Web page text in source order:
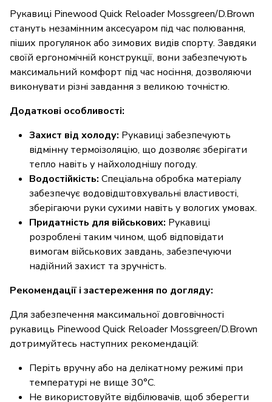
Рукавиці Pinewood Quick Reloader Mossgreen/D.Brown
стануть незамінним аксесуаром під час полювання,
піших прогулянок або зимових видів спорту. Завдяки
своїй ергономічній конструкції, вони забезпечують
максимальний комфорт під час носіння, дозволяючи
виконувати різні завдання з великою точністю.
Додаткові особливості:
Захист від холоду: Рукавиці забезпечують
відмінну термоізоляцію, що дозволяє зберігати
тепло навіть у найхолоднішу погоду.
Водостійкість: Спеціальна обробка матеріалу
забезпечує водовідштовхувальні властивості,
зберігаючи руки сухими навіть у вологих умовах.
Придатність для військових: Рукавиці
розроблені таким чином, щоб відповідати
вимогам військових завдань, забезпечуючи
надійний захист та зручність.
Рекомендації і застереження по догляду:
Для забезпечення максимальної довговічності
рукавиць Pinewood Quick Reloader Mossgreen/D.Brown
дотримуйтесь наступних рекомендацій:
Періть вручну або на делікатному режимі при
температурі не вище 30°C.
Не використовуйте відбілювачів, щоб зберегти